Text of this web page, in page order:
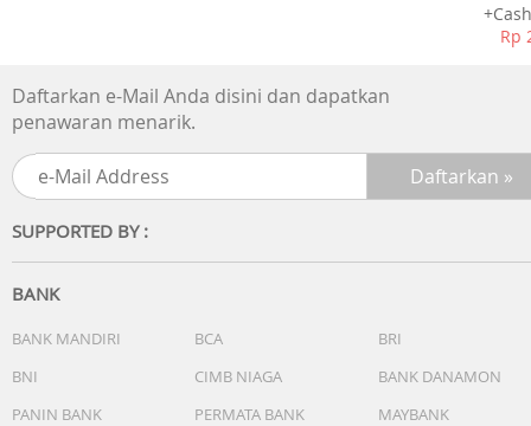
Rp
Daftarkan e-Mail Anda disini dan dapatkan
penawaran menarik.
SUPPORTED BY :
BANK
BANK MANDIRI BCA
BRI
BNI
CIMB NIAGA
BANK DANAMON
PANIN BANK
PERMATA BANK
MAYBANK